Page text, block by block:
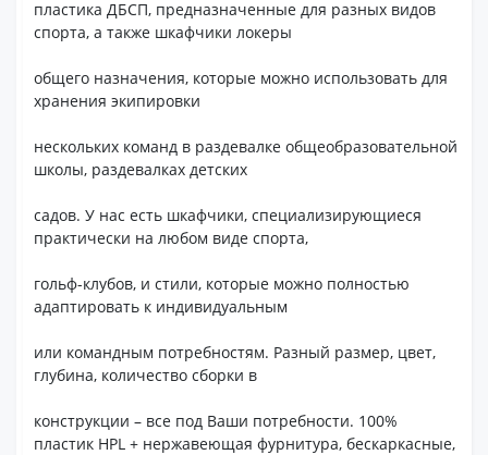
пластика ДБСП, предназначенные для разных видов
спорта, а также шкафчики локеры
общего назначения, которые можно использовать для
хранения экипировки
нескольких команд в раздевалке общеобразовательной
школы, раздевалках детских
садов. У нас есть шкафчики, специализирующиеся
практически на любом виде спорта,
гольф-клубов, и стили, которые можно полностью
адаптировать к индивидуальным
или командным потребностям. Разный размер, цвет,
глубина, количество сборки в
конструкции – все под Ваши потребности. 100%
пластик HPL + нержавеющая фурнитура, бескаркасные,